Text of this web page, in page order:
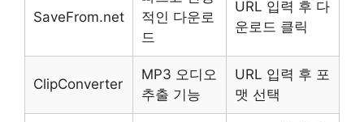
SaveFrom.net
적인 다운로
드
URL 입력 후 다
운로드 클릭
ClipConverter
MP3 오디오
추출 기능
URL 입력 후 포
맷 선택